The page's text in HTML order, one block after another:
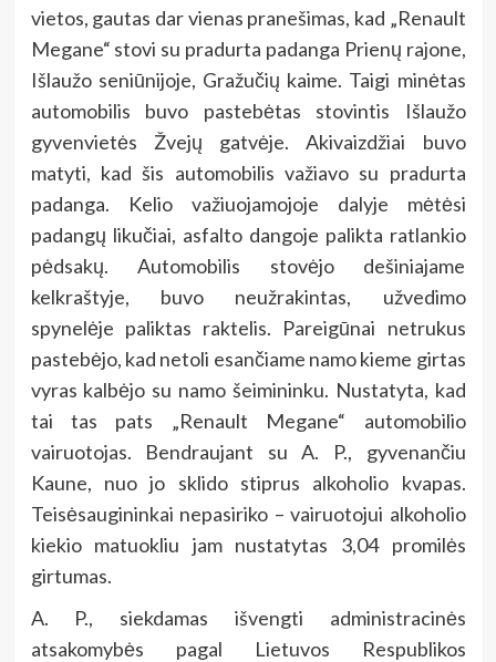
vietos, gautas dar vienas pranešimas, kad „Renault
Megane“ stovi su pradurta padanga Prienų rajone,
Išlaužo seniūnijoje, Gražučių kaime. Taigi minėtas
automobilis buvo pastebėtas stovintis Išlaužo
gyvenvietės Žvejų gatvėje. Akivaizdžiai buvo
matyti, kad šis automobilis važiavo su pradurta
padanga. Kelio važiuojamojoje dalyje mėtėsi
padangų likučiai, asfalto dangoje palikta ratlankio
pėdsakų. Automobilis stovėjo dešiniajame
kelkraštyje, buvo neužrakintas, užvedimo
spynelėje paliktas raktelis. Pareigūnai netrukus
pastebėjo, kad netoli esančiame namo kieme girtas
vyras kalbėjo su namo šeimininku. Nustatyta, kad
tai tas pats „Renault Megane“ automobilio
vairuotojas. Bendraujant su A. P., gyvenančiu
Kaune, nuo jo sklido stiprus alkoholio kvapas.
Teisėsaugininkai nepasiriko – vairuotojui alkoholio
kiekio matuokliu jam nustatytas 3,04 promilės
girtumas.
A. P., siekdamas išvengti administracinės
atsakomybės pagal Lietuvos Respublikos